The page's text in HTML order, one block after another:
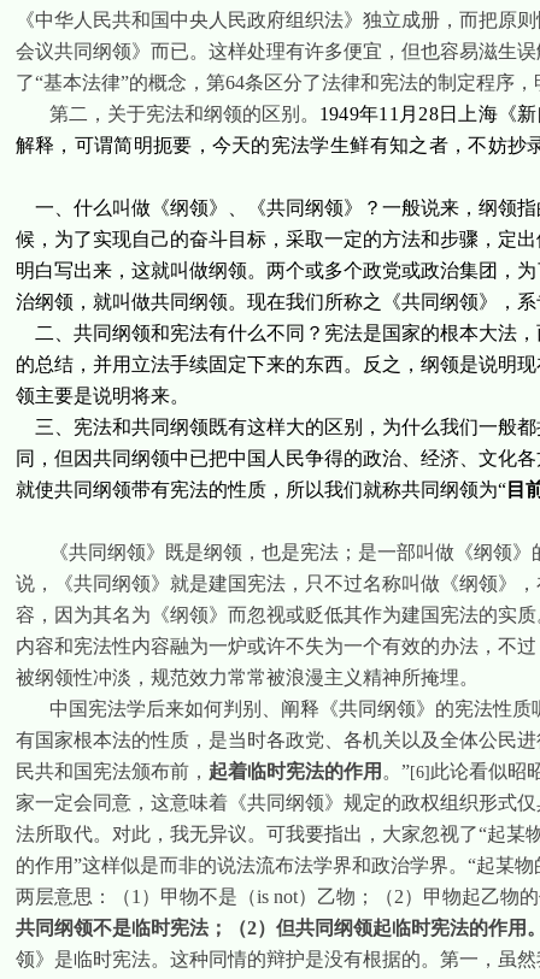
《中华人民共和国中央人民政府组织法》独立成册，而把
会议共同纲领》而已。这样处理有许多便宜，但也容易滋生
了“基本法律”的概念，第64条区分了法律和宪法的制定程序
第二，关于宪法和纲领的区别。 1949年11 月 28日上海《
解释，可谓简明扼要，今天的宪法学生鲜有知之者，不妨抄
一、什么叫做《纲领》、《共同纲领》？一般说来，纲领
候，为了实现自己的奋斗目标，采取一定的方法和步骤，定
明白写出来，这就叫做纲领。两个或多个政党或政治集团，
治纲领，就叫做共同纲领。现在我们所称之《共同纲领》，
二、共同纲领和宪法有什么不同？宪法是国家的根本大法
的总结，并用立法手续固定下来的东西。反之，纲领是说明
领主要是说明将来。
三、宪法和共同纲领既有这样大的区别，为什么我们一般
同，但因共同纲领中已把中国人民争得的政治、经济、文化
就使共同纲领带有宪法的性质，所以我们就称共同纲领为“目
《共同纲领》既是纲领，也是宪法；是一部叫做《纲领
说，《共同纲领》就是建国宪法，只不过名称叫做《纲领》
容，因为其名为《纲领》而忽视或贬低其作为建国宪法的实
内容和宪法性内容融为一炉或许不失为一个有效的办法，不
被纲领性冲淡，规范效力常常被浪漫主义精神所掩埋。
中国宪法学后来如何判别、阐释《共同纲领》的宪法性质
有国家根本法的性质，是当时各政党、各机关以及全体公民
民共和国宪法颁布前， 起着临时宪法的作用 。 ”[6] 此论看似昭
家一定会同意，这意味着《共同纲领》规定的政权组织形式
法所取代。对此，我无异议。可我要指出，大家忽视了“起某
的作用”这样似是而非的说法流布法学界和政治学界。“起某
两层意思：（1 ）甲物不是（is not）乙物；（2）甲物起乙物
共同纲领不是临时宪法；（2）但共同纲领起临时宪法的作用
领》是临时宪法。这种同情的辩护是没有根据的。第一，虽